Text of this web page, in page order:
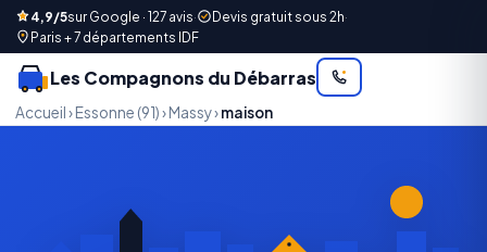
4,9/5sur Google · 127 avis· Devis gratuit sous 2h·
Paris + 7 départements IDF
Les Compagnons du Débarras
Accueil› Essonne (91)› Massy› maison